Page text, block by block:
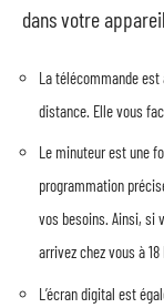
dans votre
La télécommande
distance. Elle vous
Le minuteur est une
programmation
vos besoins. Ainsi, si
arrivez chez vous à
L’écran digital est